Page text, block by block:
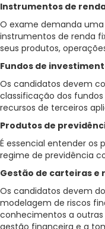
Instrumentos de
O exame demanda
instrumentos de renda
seus produtos,
Fundos de
Os candidatos devem
classificação dos
recursos de terceiros
Produtos de
É essencial entender os
regime de previdência
Gestão de carteiras e
Os candidatos devem
modelagem de riscos
conhecimentos a
gestão financeira e a